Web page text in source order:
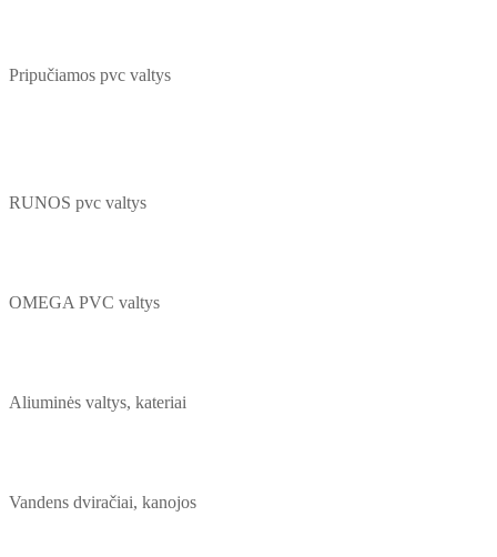
Pripučiamos pvc valtys
RUNOS pvc valtys
OMEGA PVC valtys
Aliuminės valtys, kateriai
Vandens dviračiai, kanojos